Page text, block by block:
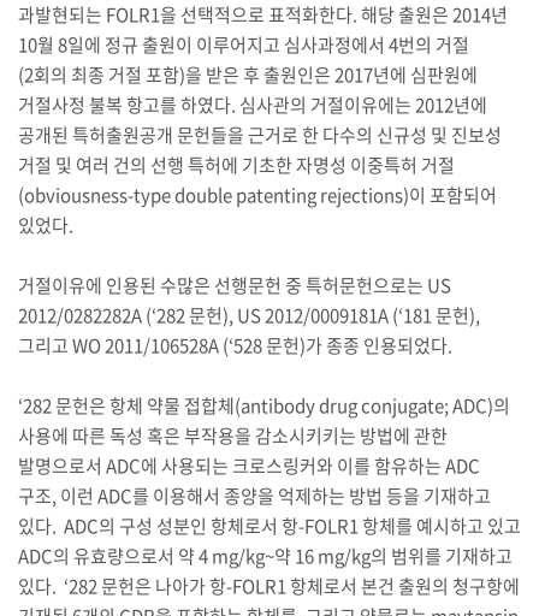
과발현되는 FOLR1을 선택적으로 표적화한다. 해당 출원은 2014년
10월 8일에 정규 출원이 이루어지고 심사과정에서 4번의 거절
(2회의 최종 거절 포함)을 받은 후 출원인은 2017년에 심판원에
거절사정 불복 항고를 하였다. 심사관의 거절이유에는 2012년에
공개된 특허출원공개 문헌들을 근거로 한 다수의 신규성 및 진보성
거절 및 여러 건의 선행 특허에 기초한 자명성 이중특허 거절
(obviousness-type double patenting rejections)이 포함되어
있었다.
거절이유에 인용된 수많은 선행문헌 중 특허문헌으로는 US
2012/0282282A (‘282 문헌), US 2012/0009181A (‘181 문헌),
그리고 WO 2011/106528A (‘528 문헌)가 종종 인용되었다.
‘282 문헌은 항체 약물 접합체(antibody drug conjugate; ADC)의
사용에 따른 독성 혹은 부작용을 감소시키키는 방법에 관한
발명으로서 ADC에 사용되는 크로스링커와 이를 함유하는 ADC
구조, 이런 ADC를 이용해서 종양을 억제하는 방법 등을 기재하고
있다. ADC의 구성 성분인 항체로서 항-FOLR1 항체를 예시하고 있고
ADC의 유효량으로서 약 4 mg/kg~약 16 mg/kg의 범위를 기재하고
있다. ‘282 문헌은 나아가 항-FOLR1 항체로서 본건 출원의 청구항에